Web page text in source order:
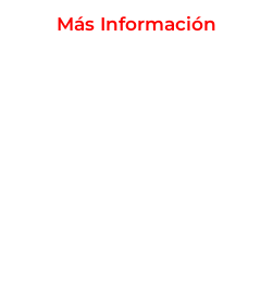
Más Información